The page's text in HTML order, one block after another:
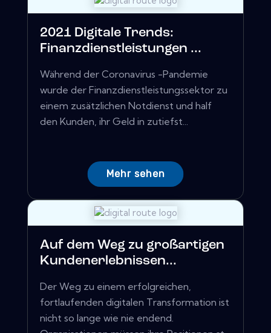
2021 Digitale Trends:
Finanzdienstleistungen ...
Während der Coronavirus -Pandemie
wurde der Finanzdienstleistungssektor zu
einem zusätzlichen Notdienst und half
den Kunden, ihr Geld in zutiefst...
Mehr sehen
Auf dem Weg zu großartigen
Kundenerlebnissen...
Der Weg zu einem erfolgreichen,
fortlaufenden digitalen Transformation ist
nicht so lange wie nie endend.